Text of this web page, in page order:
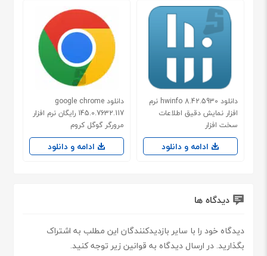
دانلود hwinfo 8.42.5930 نرم
افزار نمایش دقیق اطلاعات
سخت افزار
ادامه و دانلود
دانلود google chrome
145.0.7632.117 رایگان نرم افزار
مرورگر گوگل کروم
ادامه و دانلود
دیدگاه ها
دیدگاه خود را با سایر بازدیدکنندگان این مطلب به اشتراک
بگذارید. در ارسال دیدگاه به قوانین زیر توجه کنید.